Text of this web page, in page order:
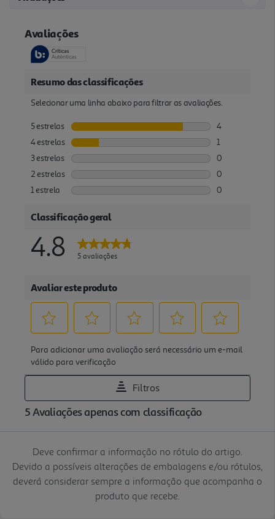
Deve confirmar a informação no rótulo do artigo.
Devido a possíveis alterações de embalagens e/ou rótulos,
deverá considerar sempre a informação que acompanha o
produto que recebe.